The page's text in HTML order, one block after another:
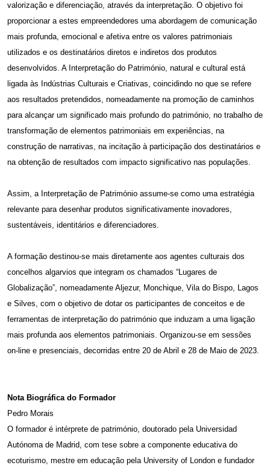
valorização e diferenciação, através da interpretação. O objetivo foi
proporcionar a estes empreendedores uma abordagem de comunicação
mais profunda, emocional e afetiva entre os valores patrimoniais
utilizados e os destinatários diretos e indiretos dos produtos
desenvolvidos. A Interpretação do Património, natural e cultural está
ligada às Indústrias Culturais e Criativas, coincidindo no que se refere
aos resultados pretendidos, nomeadamente na promoção de caminhos
para alcançar um significado mais profundo do património, no trabalho de
transformação de elementos patrimoniais em experiências, na
construção de narrativas, na incitação à participação dos destinatários e
na obtenção de resultados com impacto significativo nas populações.
Assim, a Interpretação de Património assume-se como uma estratégia
relevante para desenhar produtos significativamente inovadores,
sustentáveis, identitários e diferenciadores.
A formação destinou-se mais diretamente aos agentes culturais dos
concelhos algarvios que integram os chamados “Lugares de
Globalização”, nomeadamente Aljezur, Monchique, Vila do Bispo, Lagos
e Silves, com o objetivo de dotar os participantes de conceitos e de
ferramentas de interpretação do património que induzam a uma ligação
mais profunda aos elementos patrimoniais. Organizou-se em sessões
on-line e presenciais, decorridas entre 20 de Abril e 28 de Maio de 2023.
Nota Biográfica do Formador
Pedro Morais
O formador é intérprete de património, doutorado pela Universidad
Autónoma de Madrid, com tese sobre a componente educativa do
ecoturismo, mestre em educação pela University of London e fundador